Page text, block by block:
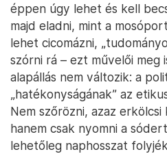
éppen úgy lehet és kell
majd eladni, mint a
lehet cicomázni,
szórni rá – ezt művelői meg
alapállás nem változik: a
„hatékonyságának” az
Nem szőrözni, azaz
hanem csak nyomni a
lehetőleg naphosszat